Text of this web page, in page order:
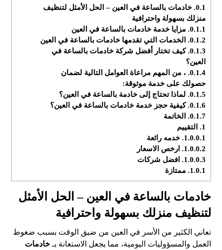
0.1. خادمات بالساعة في العين – الحل الأمثل لتنظيف
منزلك بسهولة واحترافية
0.1.1. مزايا خدمة خادمات بالساعة في العين
0.1.2.
الخدمات التي تقدمها خادمات بالساعة في العين
0.1.3. كيف تختار أفضل شركة خادمات بالساعة في
العين؟
0.1.4. ، من المهم مراعاة العوامل التالية لضمان
حصولك على خدمة موثوقة:
0.1.5. لماذا تحتاج إلى خادمة بالساعة في العين؟
0.1.6. كيفية حجز خدمة خادمات بالساعة في العين؟
0.1.7.
الخاتمة
1.
التقييم
1.0.0.1. خدمه رائعة
1.0.0.2.
ارخص الاسعار
1.0.0.3.
افضل شركات
1.0.1. ممتازة
خادمات بالساعة في العين – الحل الأمثل
لتنظيف منزلك بسهولة واحترافية
تعاني الكثير من الأسر في العين من ضيق الوقت بسبب ضغوط
العمل والمسؤوليات اليومية، مما يجعل الاستعانة بـخادمات